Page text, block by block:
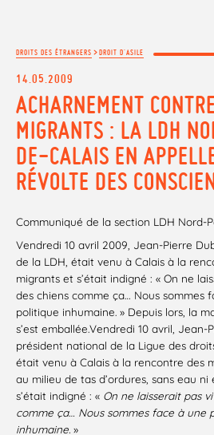
DROITS DES ÉTRANGERS >DROIT D'ASILE
14.05.2009
ACHARNEMENT
MIGRANTS : LA LDH
DE-CALAIS EN
RÉVOLTE DES
Communiqué de la section LDH Nord-
Vendredi 10 avril 2009, Jean-Pierre
de la LDH, était venu à Calais à la
migrants et s’était indigné : « On ne
des chiens comme ça… Nous sommes
politique inhumaine. » Depuis lors, la
s’est emballée.Vendredi 10 avril, Jean-
président national de la Ligue des
était venu à Calais à la rencontre des
au milieu de tas d’ordures, sans eau
s’était indigné : « On ne laisserait pas
comme ça… Nous sommes face à une
inhumaine. »